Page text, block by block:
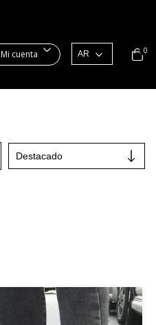
Mi cuenta 0